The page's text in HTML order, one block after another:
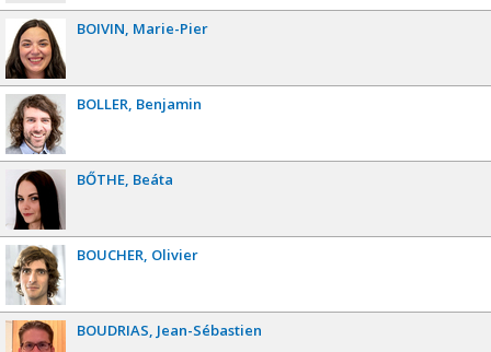
BOIVIN Marie-Pier
BOLLER Benjamin
BŐTHE Beáta
BOUCHER Olivier
BOUDRIAS Jean-Sébastien